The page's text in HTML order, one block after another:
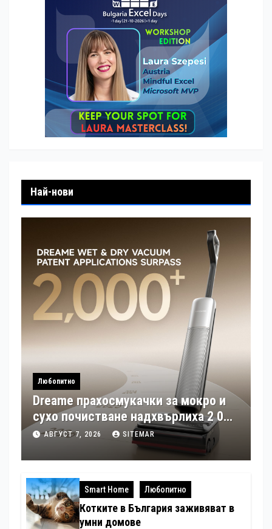
Най-нови
Любопитно
Dreame прахосмукачки за мокро и
сухо почистване надхвърлиха 2 000
патентни заявки в световен мащаб
АВГУСТ 7, 2026 SITEMAR
Smart Home Любопитно
Котките в България заживяват в
умни домове